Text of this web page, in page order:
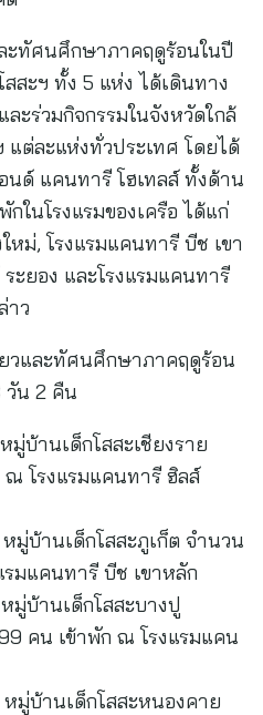
ะทัศนศึกษาภาคฤดูร้อนในปี
สะฯ ทั้ง 5 แห่ง ได้เดินทาง
ะร่วมกิจกรรมในจังหวัดใกล้
แต่ละแห่งทั่วประเทศ โดยได้
ด์ แคนทารี โฮเทลส์ ทั้งด้าน
ในโรงแรมของเครือ ได้แก่
หม่, โรงแรมแคนทารี บีช เขา
ะยอง และโรงแรมแคนทารี
าว
วและทัศนศึกษาภาคฤดูร้อน
วัน 2 คืน
บ้านเด็กโสสะเชียงราย
โรงแรมแคนทารี ฮิลส์
มู่บ้านเด็กโสสะภูเก็ต จำนวน
มแคนทารี บีช เขาหลัก
มู่บ้านเด็กโสสะบางปู
คน เข้าพัก ณ โรงแรมแคน
มู่บ้านเด็กโสสะหนองคาย